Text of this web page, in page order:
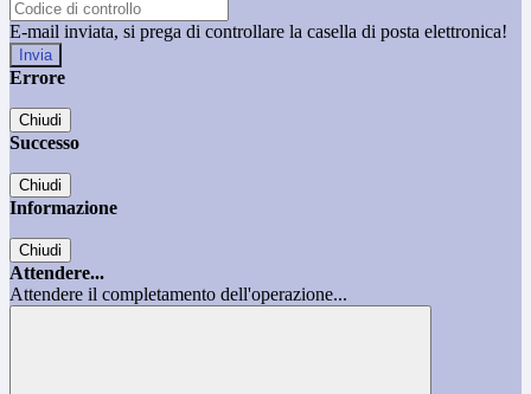
E-mail inviata, si prega di controllare la casella di posta elettronica!
Errore
Chiudi
Successo
Chiudi
Informazione
Chiudi
Attendere...
Attendere il completamento dell'operazione...